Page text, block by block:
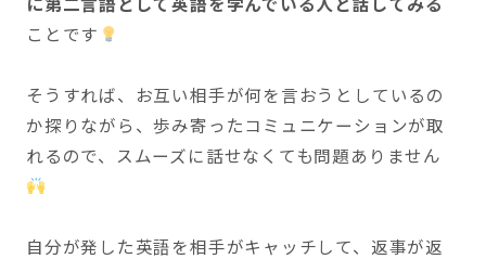
ことです
そうすれば、お互い相手が何を言おうとしているの
か探りながら、歩み寄ったコミュニケーションが取
れるので、スムーズに話せなくても問題ありません
自分が発した英語を相手がキャッチして、返事が返